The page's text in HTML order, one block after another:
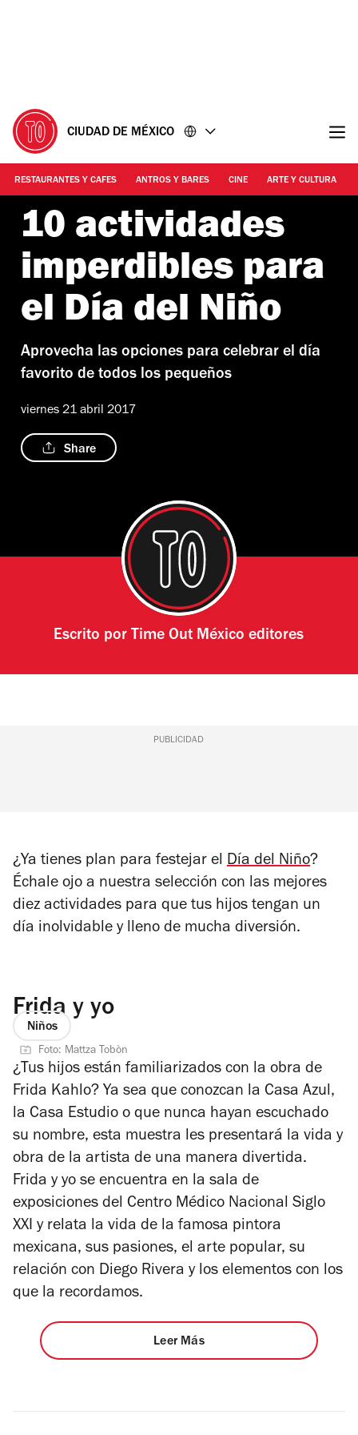
CIUDAD DE MÉXICO
RESTAURANTES Y CAFES ANTROS Y BARES CINE ARTE Y CULTURA
10 actividades
imperdibles para
el Día del Niño
Aprovecha las opciones para celebrar el día
favorito de todos los pequeños
viernes 21 abril 2017
Share
Escrito por Time Out México editores
PUBLICIDAD
¿Ya tienes plan para festejar el Día del Niño?
Échale ojo a nuestra selección con las mejores
diez actividades para que tus hijos tengan un
día inolvidable y lleno de mucha diversión.
Frida y yo
Niños
Foto: Mattza Tobòn
¿Tus hijos están familiarizados con la obra de
Frida Kahlo? Ya sea que conozcan la Casa Azul,
la Casa Estudio o que nunca hayan escuchado
su nombre, esta muestra les presentará la vida y
obra de la artista de una manera divertida.
Frida y yo se encuentra en la sala de
exposiciones del Centro Médico Nacional Siglo
XXI y relata la vida de la famosa pintora
mexicana, sus pasiones, el arte popular, su
relación con Diego Rivera y los elementos con los
que la recordamos.
Leer Más